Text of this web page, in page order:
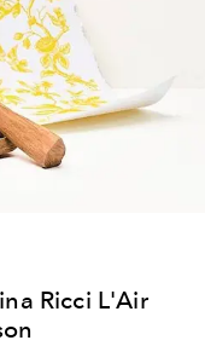
Ricci L'Air